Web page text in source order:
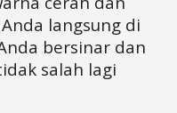
langsung di
bersinar dan
salah lagi